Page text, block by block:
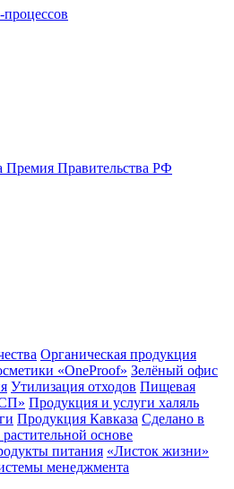
процессов
Премия Правительства РФ
Органическая продукция
«OneProof» Зелёный офис
Утилизация отходов Пищевая
Продукция и услуги халяль
Продукция Кавказа Сделано в
основе
питания «Листок жизни»
менеджмента